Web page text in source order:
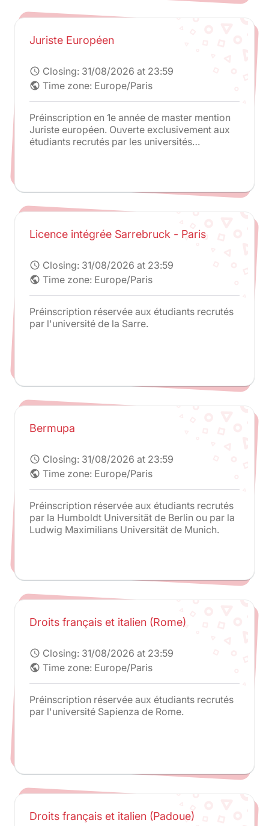
Juriste Européen
schedule Closing: 31/08/2026 at 23:59
public Time zone: Europe/Paris
Préinscription en 1e année de master mention
Juriste européen. Ouverte exclusivement aux
étudiants recrutés par les universités
van Amsterdam / Universidade Catolica
Madrid. Toute autre candidature n'est pas
Licence intégrée Sarrebruck - Paris
schedule Closing: 31/08/2026 at 23:59
public Time zone: Europe/Paris
Préinscription réservée aux étudiants recrutés
par l'université de la Sarre.
Bermupa
schedule Closing: 31/08/2026 at 23:59
public Time zone: Europe/Paris
Préinscription réservée aux étudiants recrutés
par la Humboldt Universität de Berlin ou par la
Ludwig Maximilians Universität de Munich.
Droits français et italien (Rome)
schedule Closing: 31/08/2026 at 23:59
public Time zone: Europe/Paris
Préinscription réservée aux étudiants recrutés
par l'université Sapienza de Rome.
Droits français et italien (Padoue)